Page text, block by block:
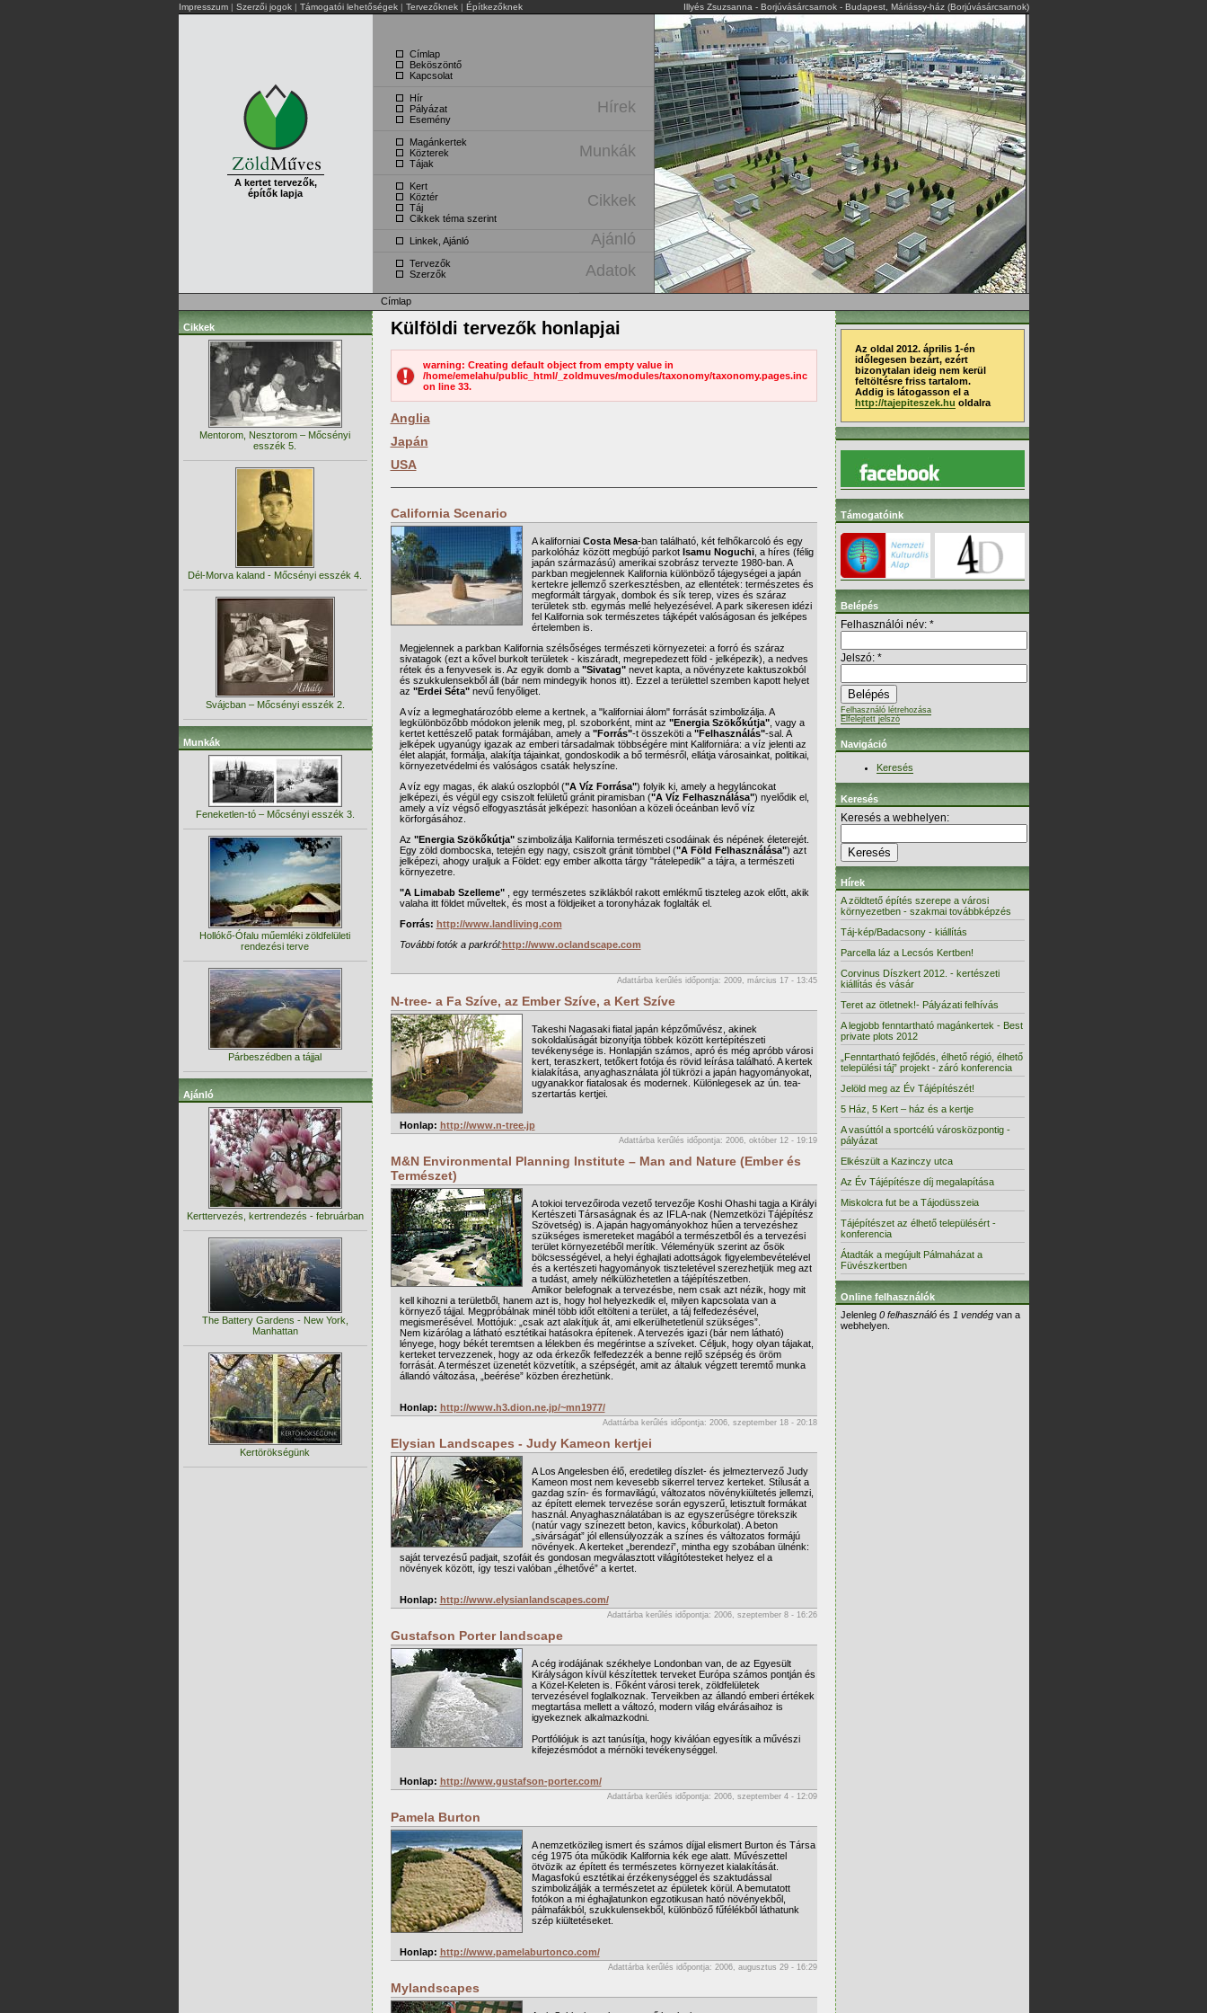
Impresszum| Szerzői jogok| Támogatói lehetőségek| Tervezőknek| Építkezőknek Illyés Zsuzsanna - Borjúvásárcsarnok - Budapest, Máriássy-ház (Borjúvásárcsarnok)
A kertet tervezők,
építők lapja
Címlap
Beköszöntő
Kapcsolat
Hír
Pályázat
Esemény
Hírek
Magánkertek
Közterek
Tájak
Munkák
Kert
Köztér
Táj
Cikkek téma szerint
Cikkek
Linkek, Ajánló Ajánló
Tervezők
Szerzők
Adatok
Címlap
Cikkek
Mentorom, Nesztorom – Mőcsényi
esszék 5.
Dél-Morva kaland - Mőcsényi esszék 4.
Svájcban – Mőcsényi esszék 2.
Munkák
Feneketlen-tó – Mőcsényi esszék 3.
Hollókő-Ófalu műemléki zöldfelületi
rendezési terve
Párbeszédben a tájjal
Ajánló
Kerttervezés, kertrendezés - februárban
The Battery Gardens - New York,
Manhattan
Kertörökségünk
Külföldi tervezők honlapjai
warning: Creating default object from empty value in
/home/emelahu/public_html/_zoldmuves/modules/taxonomy/taxonomy.pages.inc
on line 33.
Anglia
Japán
USA
California Scenario
A kaliforniai Costa Mesa-ban található, két felhőkarcoló és egy
parkolóház között megbújó parkot Isamu Noguchi, a híres (félig
japán származású) amerikai szobrász tervezte 1980-ban. A
parkban megjelennek Kalifornia különböző tájegységei a japán
kertekre jellemző szerkesztésben, az ellentétek: természetes és
megformált tárgyak, dombok és sík terep, vizes és száraz
területek stb. egymás mellé helyezésével. A park sikeresen idézi
fel Kalifornia sok természetes tájképét valóságosan és jelképes
értelemben is.
Megjelennek a parkban Kalifornia szélsőséges természeti környezetei: a forró és száraz
sivatagok (ezt a kővel burkolt területek - kiszáradt, megrepedezett föld - jelképezik), a nedves
rétek és a fenyvesek is. Az egyik domb a "Sivatag"nevet kapta, a növényzete kaktuszokból
és szukkulensekből áll (bár nem mindegyik honos itt). Ezzel a területtel szemben kapott helyet
az "Erdei Séta"nevű fenyőliget.
A víz a legmeghatározóbb eleme a kertnek, a "kaliforniai álom" forrását szimbolizálja. A
legkülönbözőbb módokon jelenik meg, pl. szoborként, mint az "Energia Szökőkútja", vagy a
kertet kettészelő patak formájában, amely a "Forrás"-t összeköti a "Felhasználás"-sal. A
jelképek ugyanúgy igazak az emberi társadalmak többségére mint Kaliforniára: a víz jelenti az
élet alapját, formálja, alakítja tájainkat, gondoskodik a bő termésről, ellátja városainkat, politikai,
környezetvédelmi és valóságos csaták helyszíne.
A víz egy magas, ék alakú oszlopból ("A Víz Forrása") folyik ki, amely a hegyláncokat
jelképezi, és végül egy csiszolt felületű gránit piramisban ("A Víz Felhasználása") nyelődik el,
amely a víz végső elfogyasztását jelképezi: hasonlóan a közeli óceánban levő víz
körforgásához.
Az "Energia Szökőkútja"szimbolizálja Kalifornia természeti csodáinak és népének életerejét.
Egy zöld dombocska, tetején egy nagy, csiszolt gránit tömbbel ("A Föld Felhasználása") azt
jelképezi, ahogy uraljuk a Földet: egy ember alkotta tárgy "rátelepedik" a tájra, a természeti
környezetre.
"A Limabab Szelleme", egy természetes sziklákból rakott emlékmű tiszteleg azok előtt, akik
valaha itt földet műveltek, és most a földjeiket a toronyházak foglalták el.
Forrás: http://www.landliving.com
További fotók a parkról:http://www.oclandscape.com
Adattárba kerűlés időpontja: 2009, március 17 - 13:45
N-tree- a Fa Szíve, az Ember Szíve, a Kert Szíve
Takeshi Nagasaki fiatal japán képzőművész, akinek
sokoldalúságát bizonyítja többek között kertépítészeti
tevékenysége is. Honlapján számos, apró és még apróbb városi
kert, teraszkert, tetőkert fotója és rövid leírása található. A kertek
kialakítása, anyaghasználata jól tükrözi a japán hagyományokat,
ugyanakkor fiatalosak és modernek. Különlegesek az ún. tea-
szertartás kertjei.
Honlap: http://www.n-tree.jp
Adattárba kerűlés időpontja: 2006, október 12 - 19:19
M&N Environmental Planning Institute – Man and Nature (Ember és
Természet)
A tokioi tervezőiroda vezető tervezője Koshi Ohashi tagja a Királyi
Kertészeti Társaságnak és az IFLA-nak (Nemzetközi Tájépítész
Szövetség) is. A japán hagyományokhoz hűen a tervezéshez
szükséges ismereteket magából a természetből és a tervezési
terület környezetéből merítik. Véleményük szerint az ősök
bölcsességével, a helyi éghajlati adottságok figyelembevételével
és a kertészeti hagyományok tiszteletével szerezhetjük meg azt
a tudást, amely nélkülözhetetlen a tájépítészetben.
Amikor belefognak a tervezésbe, nem csak azt nézik, hogy mit
kell kihozni a területből, hanem azt is, hogy hol helyezkedik el, milyen kapcsolata van a
környező tájjal. Megpróbálnak minél több időt eltölteni a terület, a táj felfedezésével,
megismerésével. Mottójuk: „csak azt alakítjuk át, ami elkerülhetetlenül szükséges”.
Nem kizárólag a látható esztétikai hatásokra építenek. A tervezés igazi (bár nem látható)
lényege, hogy békét teremtsen a lélekben és megérintse a szíveket. Céljuk, hogy olyan tájakat,
kerteket tervezzenek, hogy az oda érkezők felfedezzék a benne rejlő szépség és öröm
forrását. A természet üzenetét közvetítik, a szépségét, amit az általuk végzett teremtő munka
állandó változása, „beérése” közben érezhetünk.
Honlap: http://www.h3.dion.ne.jp/~mn1977/
Adattárba kerűlés időpontja: 2006, szeptember 18 - 20:18
Elysian Landscapes - Judy Kameon kertjei
A Los Angelesben élő, eredetileg díszlet- és jelmeztervező Judy
Kameon most nem kevesebb sikerrel tervez kerteket. Stílusát a
gazdag szín- és formavilágú, változatos növénykiültetés jellemzi,
az épített elemek tervezése során egyszerű, letisztult formákat
használ. Anyaghasználatában is az egyszerűségre törekszik
(natúr vagy színezett beton, kavics, kőburkolat). A beton
„sivárságát” jól ellensúlyozzák a színes és változatos formájú
növények. A kerteket „berendezi”, mintha egy szobában ülnénk:
saját tervezésű padjait, szofáit és gondosan megválasztott világítótesteket helyez el a
növények között, így teszi valóban „élhetővé” a kertet.
Honlap: http://www.elysianlandscapes.com/
Adattárba kerűlés időpontja: 2006, szeptember 8 - 16:26
Gustafson Porter landscape
A cég irodájának székhelye Londonban van, de az Egyesült
Királyságon kívül készítettek terveket Európa számos pontján és
a Közel-Keleten is. Főként városi terek, zöldfelületek
tervezésével foglalkoznak. Terveikben az állandó emberi értékek
megtartása mellett a változó, modern világ elvárásaihoz is
igyekeznek alkalmazkodni.
Portfóliójuk is azt tanúsítja, hogy kiválóan egyesítik a művészi
kifejezésmódot a mérnöki tevékenységgel.
Honlap: http://www.gustafson-porter.com/
Adattárba kerűlés időpontja: 2006, szeptember 4 - 12:09
Pamela Burton
A nemzetközileg ismert és számos díjjal elismert Burton és Társa
cég 1975 óta működik Kalifornia kék ege alatt. Művészettel
ötvözik az épített és természetes környezet kialakítását.
Magasfokú esztétikai érzékenységgel és szaktudással
szimbolizálják a természetet az épületek körül. A bemutatott
fotókon a mi éghajlatunkon egzotikusan ható növényekből,
pálmafákból, szukkulensekből, különböző fűfélékből láthatunk
szép kiültetéseket.
Honlap: http://www.pamelaburtonco.com/
Adattárba kerűlés időpontja: 2006, augusztus 29 - 16:29
Mylandscapes
Az oldal 2012. április 1-én
időlegesen bezárt, ezért
bizonytalan ideig nem kerül
feltöltésre friss tartalom.
Addig is látogasson el a
http://tajepiteszek.hu oldalra
Támogatóink
Belépés
Felhasználói név: *
Jelszó: *
Felhasználó létrehozása
Elfelejtett jelszó
Navigáció
Keresés
Keresés
Keresés a webhelyen:
Hírek
A zöldtető építés szerepe a városi
környezetben - szakmai továbbképzés
Táj-kép/Badacsony - kiállítás
Parcella láz a Lecsós Kertben!
Corvinus Díszkert 2012. - kertészeti
kiállítás és vásár
Teret az ötletnek!- Pályázati felhívás
A legjobb fenntartható magánkertek - Best
private plots 2012
„Fenntartható fejlődés, élhető régió, élhető
települési táj” projekt - záró konferencia
Jelöld meg az Év Tájépítészét!
5 Ház, 5 Kert – ház és a kertje
A vasúttól a sportcélú városközpontig -
pályázat
Elkészült a Kazinczy utca
Az Év Tájépítésze díj megalapítása
Miskolcra fut be a Tájodüsszeia
Tájépítészet az élhető településért -
konferencia
Átadták a megújult Pálmaházat a
Füvészkertben
Online felhasználók
Jelenleg 0 felhasználóés 1 vendégvan a
webhelyen.